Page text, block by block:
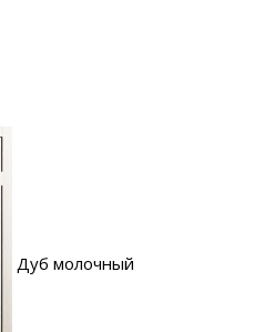
Дуб молочный